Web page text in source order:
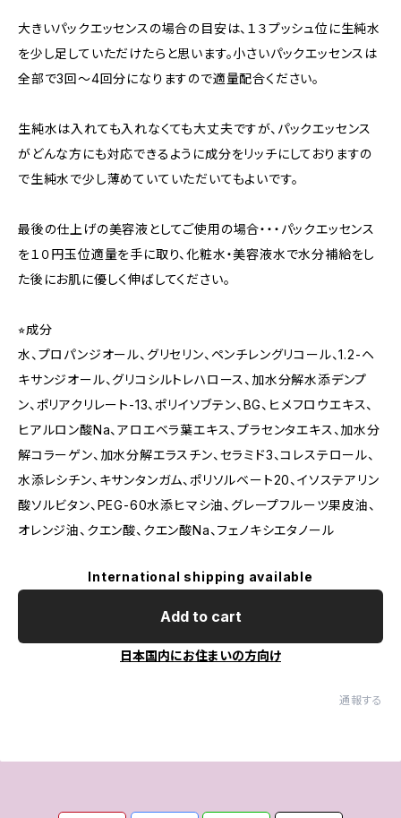
大きいパックエッセンスの場合の目安は、１３プッシュ位に生純水
を少し足していただけたらと思います。小さいパックエッセンスは
全部で3回～4回分になりますので適量配合ください。
生純水は入れても入れなくても大丈夫ですが、パックエッセンス
がどんな方にも対応できるように成分をリッチにしておりますの
で生純水で少し薄めていていただいてもよいです。
最後の仕上げの美容液としてご使用の場合・・・パックエッセンス
を１０円玉位適量を手に取り、化粧水・美容液水で水分補給をし
た後にお肌に優しく伸ばしてください。
⭐︎成分
水、プロパンジオール、グリセリン、ペンチレングリコール、1.2-ヘ
キサンジオール、グリコシルトレハロース、加水分解水添デンプ
ン、ポリアクリレート-13、ポリイソブテン、BG、ヒメフロウエキス、
ヒアルロン酸Na、アロエベラ葉エキス、プラセンタエキス、加水分
解コラーゲン、加水分解エラスチン、セラミド3、コレステロール、
水添レシチン、キサンタンガム、ポリソルベート20、イソステアリン
酸ソルビタン、PEG-60水添ヒマシ油、グレープフルーツ果皮油、
オレンジ油、クエン酸、クエン酸Na、フェノキシエタノール
International shipping available
Add to cart
日本国内にお住まいの方向け
通報する